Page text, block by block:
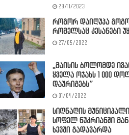
28/11/2023
როგორ დაიღუპა
რომელსაც კესანები
27/05/2022
,,მაისის ბოლომდე
ყველა ოჯახს 1 000
დაურიგებს”
01/04/2022
სიღნაღის
სოფელ ნუკრიანში
ხევში გადავარდა